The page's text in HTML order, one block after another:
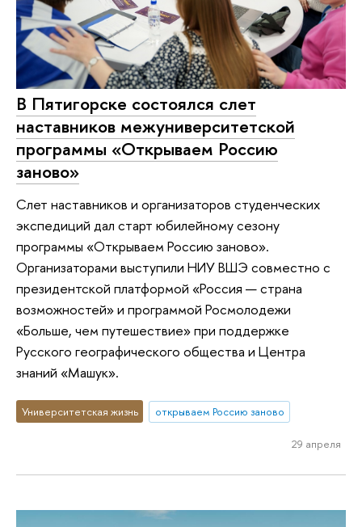
В Пятигорске состоялся слет
наставников межуниверситетской
программы «Открываем Россию
заново»
Слет наставников и организаторов студенческих
экспедиций дал старт юбилейному сезону
программы «Открываем Россию заново».
Организаторами выступили НИУ ВШЭ совместно с
президентской платформой «Россия — страна
возможностей» и программой Росмолодежи
«Больше, чем путешествие» при поддержке
Русского географического общества и Центра
знаний «Машук».
Университетская жизнь открываем Россию заново
29 апреля